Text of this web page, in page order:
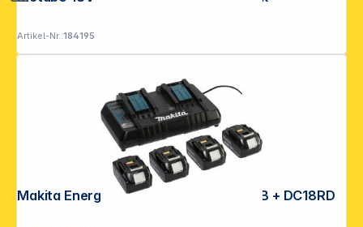
Artikel-Nr.:184195
Makita Energy Kit 198091-4 4x BL1860B + DC18RD
**EVP = Empfohlener Verkaufspreis des Herstellers /
Alle Preise exkl. gesetzl. Mehrwertsteuer zzgl.
Versandkosten